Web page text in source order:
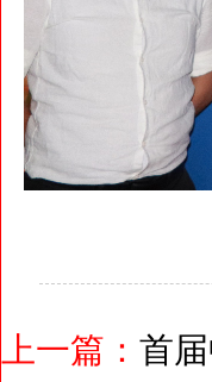
上一篇： 首